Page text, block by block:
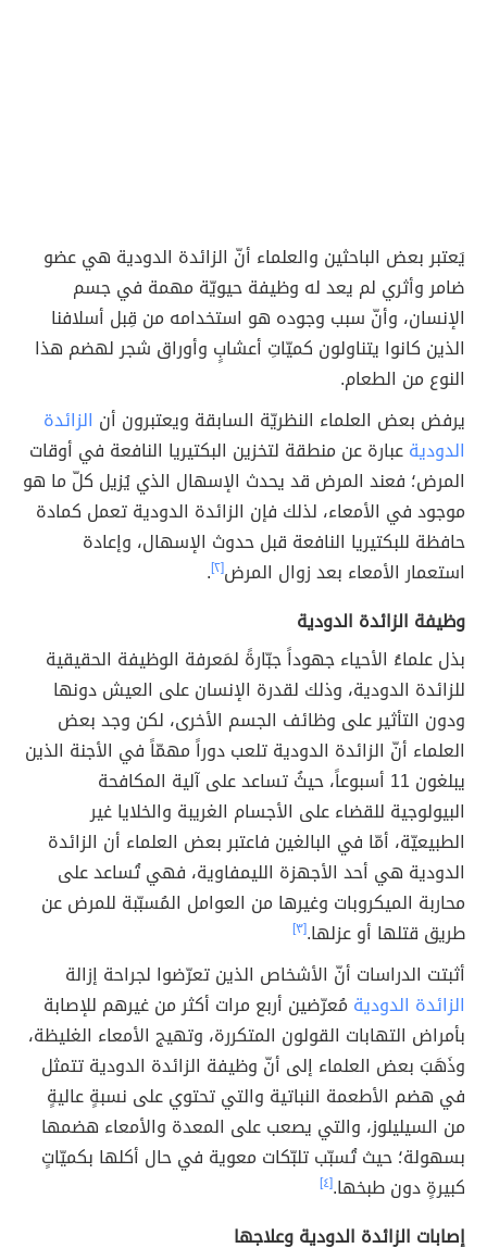
يَعتبر بعض الباحثين والعلماء أنّ الزائدة الدودية هي عضو
ضامر وأثري لم يعد له وظيفة حيويّة مهمة في جسم
الإنسان، وأنّ سبب وجوده هو استخدامه من قِبل أسلافنا
الذين كانوا يتناولون كميّاتِ أعشابٍ وأوراق شجر لهضم هذا
النوع من الطعام.
يرفض بعض العلماء النظريّة السابقة ويعتبرون أن الزائدة
الدوديةعبارة عن منطقة لتخزين البكتيريا النافعة في أوقات
المرض؛ فعند المرض قد يحدث الإسهال الذي يُزيل كلّ ما هو
موجود في الأمعاء، لذلك فإن الزائدة الدودية تعمل كمادة
حافظة للبكتيريا النافعة قبل حدوث الإسهال، وإعادة
استعمار الأمعاء بعد زوال المرض[٢] .
وظيفة الزائدة الدودية
بذل علماءُ الأحياء جهوداً جبّارةً لمَعرفة الوظيفة الحقيقية
للزائدة الدودية، وذلك لقدرة الإنسان على العيش دونها
ودون التأثير على وظائف الجسم الأخرى، لكن وجد بعض
العلماء أنّ الزائدة الدودية تلعب دوراً مهمّاً في الأجنة الذين
يبلغون 11 أسبوعاً، حيثُ تساعد على آلية المكافحة
البيولوجية للقضاء على الأجسام الغريبة والخلايا غير
الطبيعيّة، أمّا في البالغين فاعتبر بعض العلماء أن الزائدة
الدودية هي أحد الأجهزة الليمفاوية، فهي تُساعد على
محاربة الميكروبات وغيرها من العوامل المُسبّبة للمرض عن
طريق قتلها أو عزلها.[٣]
أثبتت الدراسات أنّ الأشخاص الذين تعرّضوا لجراحة إزالة
الزائدة الدودية مُعرّضين أربع مرات أكثر من غيرهم للإصابة
بأمراض التهابات القولون المتكررة، وتهيج الأمعاء الغليظة،
وذَهَبَ بعض العلماء إلى أنّ وظيفة الزائدة الدودية تتمثل
في هضم الأطعمة النباتية والتي تحتوي على نسبةٍ عاليةٍ
من السيليلوز، والتي يصعب على المعدة والأمعاء هضمها
بسهولة؛ حيث تُسبّب تلبّكات معوية في حال أكلها بكميّاتٍ
كبيرةٍ دون طبخها.[٤]
إصابات الزائدة الدودية وعلاجها